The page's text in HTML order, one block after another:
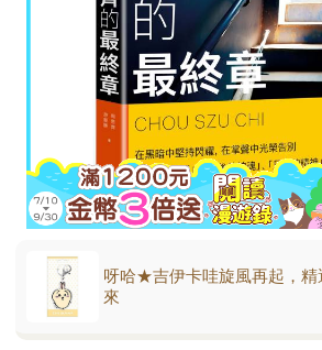
呀哈★吉伊卡哇旋風再起，精
來